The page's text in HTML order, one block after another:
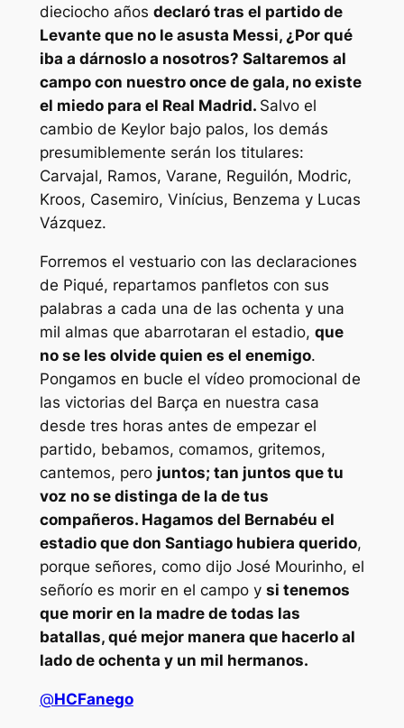
dieciocho años declaró tras el partido de
Levante que no le asusta Messi, ¿Por qué
iba a dárnoslo a nosotros? Saltaremos al
campo con nuestro once de gala, no existe
el miedo para el Real Madrid. Salvo el
cambio de Keylor bajo palos, los demás
presumiblemente serán los titulares:
Carvajal, Ramos, Varane, Reguilón, Modric,
Kroos, Casemiro, Vinícius, Benzema y Lucas
Vázquez.
Forremos el vestuario con las declaraciones
de Piqué, repartamos panfletos con sus
palabras a cada una de las ochenta y una
mil almas que abarrotaran el estadio, que
no se les olvide quien es el enemigo.
Pongamos en bucle el vídeo promocional de
las victorias del Barça en nuestra casa
desde tres horas antes de empezar el
partido, bebamos, comamos, gritemos,
cantemos, pero juntos; tan juntos que tu
voz no se distinga de la de tus
compañeros. Hagamos del Bernabéu el
estadio que don Santiago hubiera querido,
porque señores, como dijo José Mourinho, el
señorío es morir en el campo y si tenemos
que morir en la madre de todas las
batallas, qué mejor manera que hacerlo al
lado de ochenta y un mil hermanos.
@HCFanego